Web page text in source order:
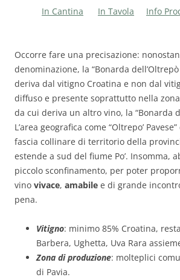
In Cantina In Tavola Info
Occorre fare una precisazione:
denominazione, la “Bonarda dell’Oltrepò
deriva dal vitigno Croatina e non dal
diffuso e presente soprattutto nella
da cui deriva un altro vino, la “Bonarda
L’area geografica come “Oltrepo’
fascia collinare di territorio della
estende a sud del fiume Po’. Insomma,
piccolo sconfinamento, per poter
vino vivace, amabile e di grande
pena.
Vitigno: minimo 85% Croatina,
Barbera, Ughetta, Uva Rara
Zona di produzione: molteplici
di Pavia.